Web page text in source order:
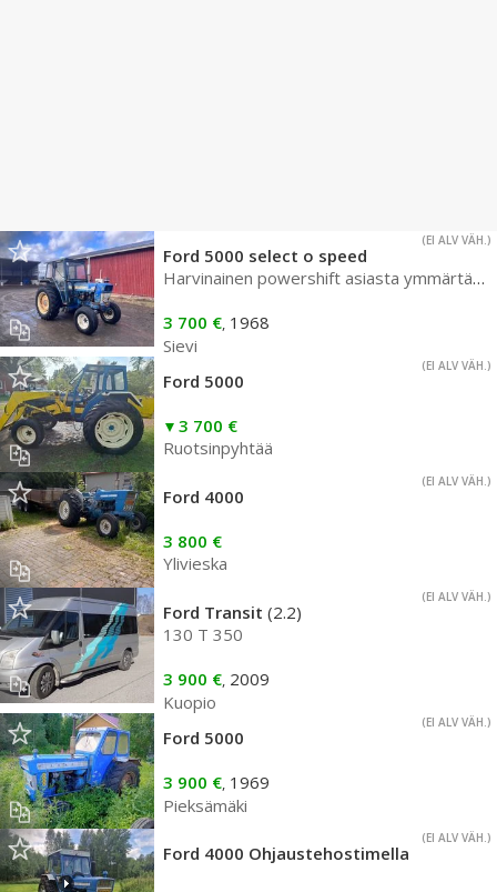
(EI ALV VÄH.)
Ford 5000 select o speed
Harvinainen powershift asiasta ymmärtävälle
3 700 €, 1968
Sievi
(EI ALV VÄH.)
Ford 5000
3 700 €
Ruotsinpyhtää
(EI ALV VÄH.)
Ford 4000
3 800 €
Ylivieska
(EI ALV VÄH.)
Ford Transit (2.2)
130 T 350
3 900 €, 2009
Kuopio
(EI ALV VÄH.)
Ford 5000
3 900 €, 1969
Pieksämäki
(EI ALV VÄH.)
Ford 4000 Ohjaustehostimella